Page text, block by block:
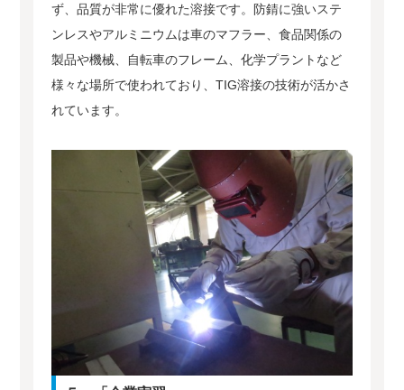
ず、品質が非常に優れた溶接です。防錆に強いステ
ンレスやアルミニウムは車のマフラー、食品関係の
製品や機械、自転車のフレーム、化学プラントなど
様々な場所で使われており、TIG溶接の技術が活かさ
れています。